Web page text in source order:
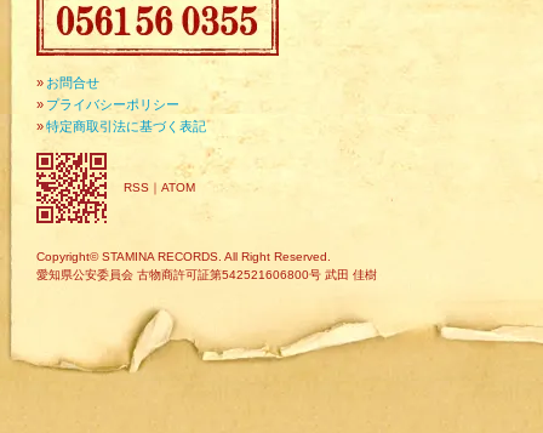
» お問合せ
» プライバシーポリシー
»特定商取引法に基づく表記
RSS ｜ ATOM
Copyright© STAMINA RECORDS. All Right Reserved.
愛知県公安委員会 古物商許可証第542521606800号 武田 佳樹